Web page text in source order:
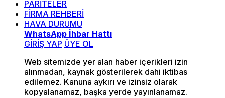
PARİTELER
FİRMA REHBERİ
HAVA DURUMU
WhatsApp İhbar Hattı
GİRİŞ YAP ÜYE OL
Web sitemizde yer alan haber içerikleri izin
alınmadan, kaynak gösterilerek dahi iktibas
edilemez. Kanuna aykırı ve izinsiz olarak
kopyalanamaz, başka yerde yayınlanamaz.